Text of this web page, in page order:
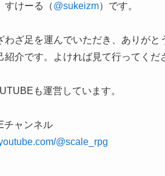
すけーる（@sukeizm）です。
わざ足を運んでいただき、ありがと
紹介です。よければ見て行ってくだ
も運営しています。
ャンネル
@scale_rpg